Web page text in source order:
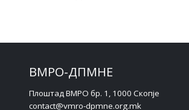
ВМРО-ДПМНЕ
Плоштад ВМРО бр. 1, 1000 Скопје
contact@vmro-dpmne.org.mk